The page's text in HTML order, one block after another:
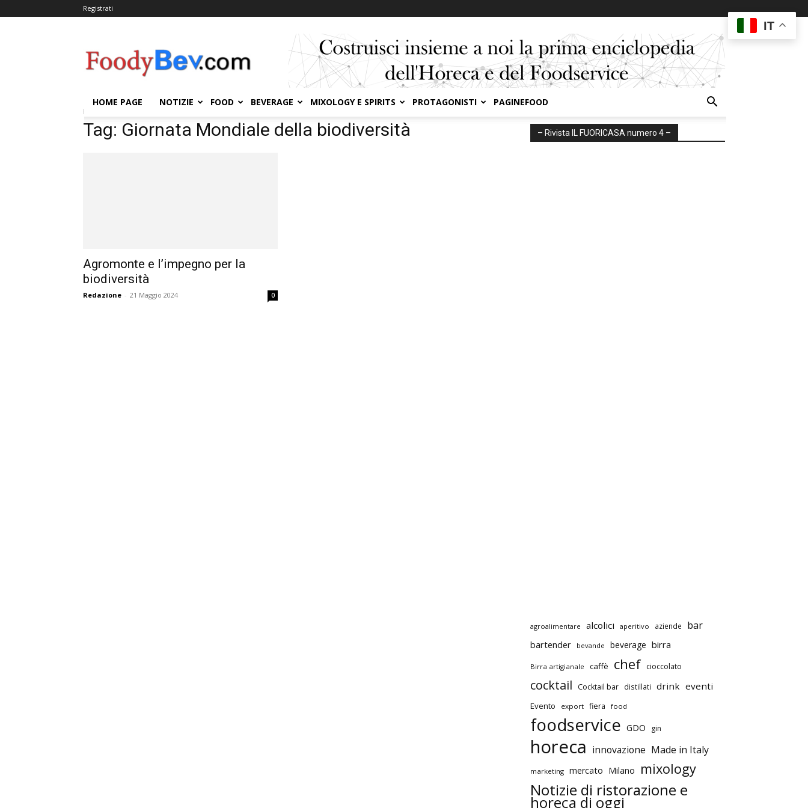
Registrati
HOME PAGE NOTIZIE FOOD BEVERAGE MIXOLOGY E SPIRITS PROTAGONISTI PAGINEFOOD
Home
Tag: Giornata Mondiale della biodiversità
Agromonte e l’impegno per la
biodiversità
Redazione - 21 Maggio 2024 0
– Rivista IL FUORICASA numero 4 –
agroalimentare alcolici aperitivo aziende bar
bartender bevande beverage birra
Birra artigianale caffè chef cioccolato
cocktail Cocktail bar distillati drink eventi
Evento export fiera food
foodservice GDO gin
horeca innovazione Made in Italy
marketing mercato Milano mixology
Notizie di ristorazione e
horeca di oggi
IT